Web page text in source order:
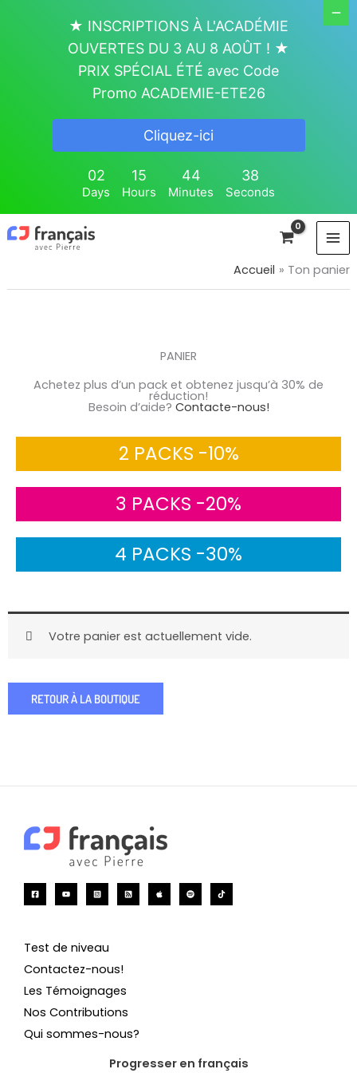
Accueil Ton panier
PANIER
Achetez plus d’un pack et obtenez jusqu’à 30% de
réduction!
Besoin d’aide? Contacte-nous!
2 PACKS -10%
3 PACKS -20%
4 PACKS -30%
Votre panier est actuellement vide.
RETOUR À LA BOUTIQUE
Test de niveau
Contactez-nous!
Les Témoignages
Nos Contributions
Qui sommes-nous?
Progresser en français
★ INSCRIPTIONS À L'ACADÉMIE
OUVERTES DU 3 AU 8 AOÛT ! ★
PRIX SPÉCIAL ÉTÉ avec Code
Promo ACADEMIE-ETE26
Cliquez-ici
02
Days
15
Hours
44
Minutes
37
Seconds